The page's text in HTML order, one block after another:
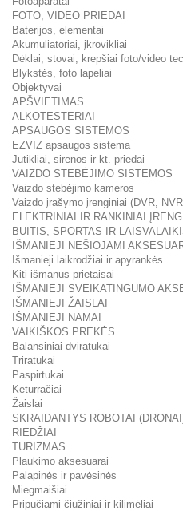
FOTO, VIDEO PRIEDAI
Baterijos, elementai
Akumuliatoriai, įkrovikliai
Dėklai, stovai, krepšiai foto/video
Blykstės, foto lapeliai
Objektyvai
APŠVIETIMAS
ALKOTESTERIAI
APSAUGOS SISTEMOS
EZVIZ apsaugos sistema
Jutikliai, sirenos ir kt. priedai
VAIZDO STEBĖJIMO SISTEMOS
Vaizdo stebėjimo kameros
Vaizdo įrašymo įrenginiai (DVR,
ELEKTRINIAI IR RANKINIAI
BUITIS, SPORTAS IR
IŠMANIEJI NEŠIOJAMI
Išmanieji laikrodžiai ir apyrankės
Kiti išmanūs prietaisai
IŠMANIEJI SVEIKATINGUMO
IŠMANIEJI ŽAISLAI
IŠMANIEJI NAMAI
VAIKIŠKOS PREKĖS
Balansiniai dviratukai
Triratukai
Paspirtukai
Keturračiai
Žaislai
SKRAIDANTYS ROBOTAI
RIEDŽIAI
TURIZMAS
Plaukimo aksesuarai
Palapinės ir pavėsinės
Miegmaišiai
Pripučiami čiužiniai ir kilimėliai